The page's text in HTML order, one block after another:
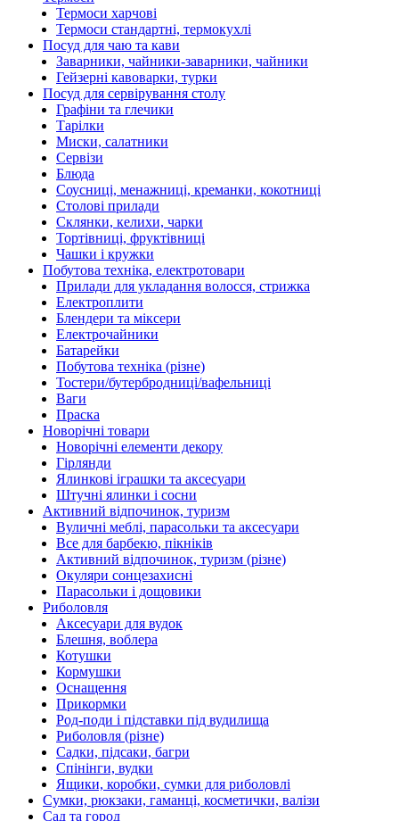
Термоси харчові
Термоси стандартні, термокухлі
Посуд для чаю та кави
Заварники, чайники-заварники, чайники
Гейзерні кавоварки, турки
Посуд для сервірування столу
Графіни та глечики
Тарілки
Миски, салатники
Сервізи
Блюда
Соусниці, менажниці, креманки, кокотниці
Столові прилади
Склянки, келихи, чарки
Тортівниці, фруктівниці
Чашки і кружки
Побутова техніка, електротовари
Прилади для укладання волосся, стрижка
Електроплити
Блендери та міксери
Електрочайники
Батарейки
Побутова техніка (різне)
Тостери/бутербродниці/вафельниці
Ваги
Праска
Новорічні товари
Новорічні елементи декору
Гірлянди
Ялинкові іграшки та аксесуари
Штучні ялинки і сосни
Активний відпочинок, туризм
Вуличні меблі, парасольки та аксесуари
Все для барбекю, пікніків
Активний відпочинок, туризм (різне)
Окуляри сонцезахисні
Парасольки і дощовики
Риболовля
Аксесуари для вудок
Блешня, воблера
Котушки
Кормушки
Оснащення
Прикормки
Род-поди і підставки під вудилища
Риболовля (різне)
Садки, підсаки, багри
Спінінги, вудки
Ящики, коробки, сумки для риболовлі
Сумки, рюкзаки, гаманці, косметички, валізи
Сад та город